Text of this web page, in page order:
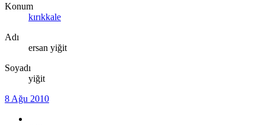
Konum
kırıkkale
Adı
ersan yiğit
Soyadı
yiğit
8 Ağu 2010